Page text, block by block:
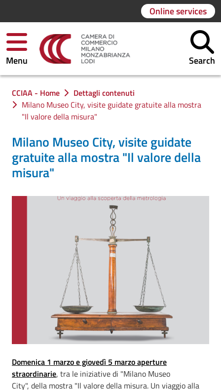
Online services
Menu Search
You are in:
CCIAA - Home
Dettagli contenuti
Milano Museo City, visite guidate gratuite alla mostra
"Il valore della misura"
Milano Museo City, visite guidate
gratuite alla mostra "Il valore della
misura"
Domenica 1 marzo e giovedì 5 marzo aperture
straordinarie, tra le iniziative di "Milano Museo
City", della mostra "Il valore della misura. Un viaggio alla